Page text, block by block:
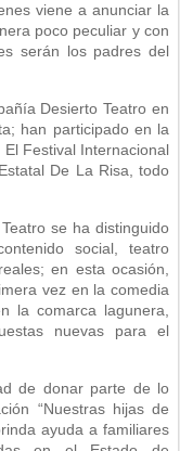
viene a anunciar la
poco peculiar y con
serán los padres del
Desierto Teatro en
han participado en la
Festival Internacional
De La Risa, todo
se ha distinguido
social, teatro
en esta ocasión,
vez en la comedia
la comarca lagunera,
nuevas para el
de donar parte de lo
“Nuestras hijas de
ayuda a familiares